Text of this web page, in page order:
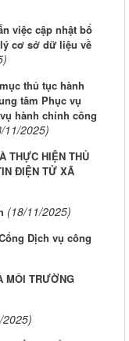
việc cập nhật bổ
cơ sở dữ liệu về
thủ tục hành
tâm Phục vụ
hành chính công
11/2025)
THỰC HIỆN THỦ
ĐIỆN TỬ XÃ
(18/11/2025)
Dịch vụ công
MÔI TRƯỜNG
2025)